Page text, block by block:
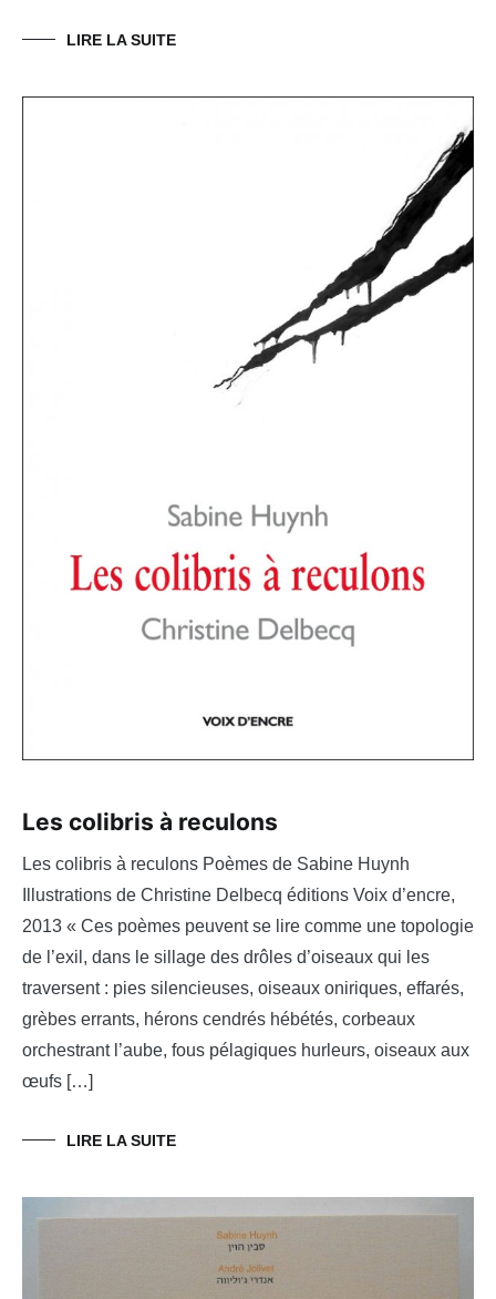
LIRE LA SUITE
Les colibris à reculons
Les colibris à reculons Poèmes de Sabine Huynh
Illustrations de Christine Delbecq éditions Voix d’encre,
2013 « Ces poèmes peuvent se lire comme une topologie
de l’exil, dans le sillage des drôles d’oiseaux qui les
traversent : pies silencieuses, oiseaux oniriques, effarés,
grèbes errants, hérons cendrés hébétés, corbeaux
orchestrant l’aube, fous pélagiques hurleurs, oiseaux aux
œufs […]
LIRE LA SUITE